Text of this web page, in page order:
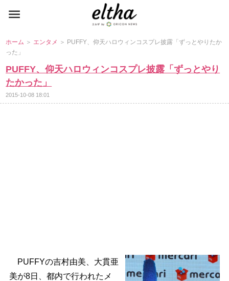
ホーム ＞ エンタメ ＞ PUFFY、仰天ハロウィンコスプレ披露「ずっとやりたか
った」
PUFFY、仰天ハロウィンコスプレ披露「ずっとやり
たかった」
2015-10-08 18:01
PUFFYの吉村由美、大貫亜
美が8日、都内で行われたメ